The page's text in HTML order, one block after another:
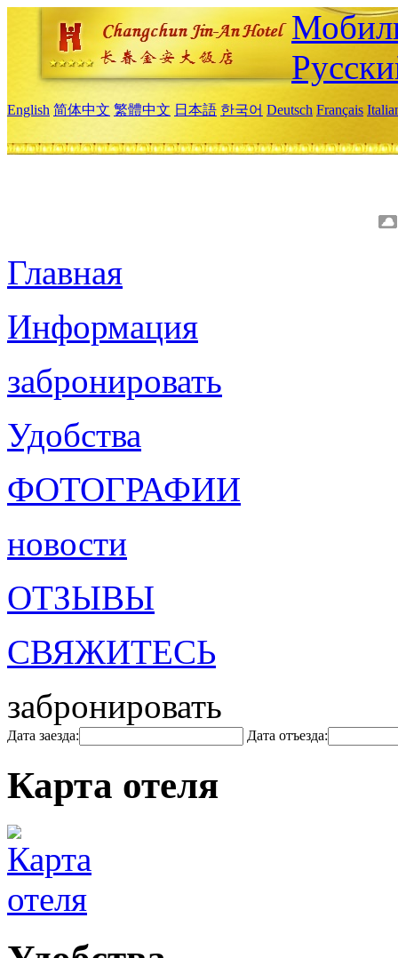
English 简体中文 繁體中文 日本語 한국어 Deutsch Français
Главная
Информация
забронировать
Удобства
ФОТОГРАФИИ
новости
ОТЗЫВЫ
СВЯЖИТЕСЬ
забронировать
Дата заезда: Дата отъезда:
Карта отеля